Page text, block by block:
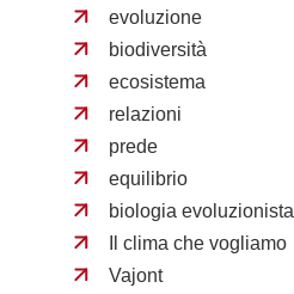
evoluzione
biodiversità
ecosistema
relazioni
prede
equilibrio
biologia evoluzionista
Il clima che vogliamo
Vajont